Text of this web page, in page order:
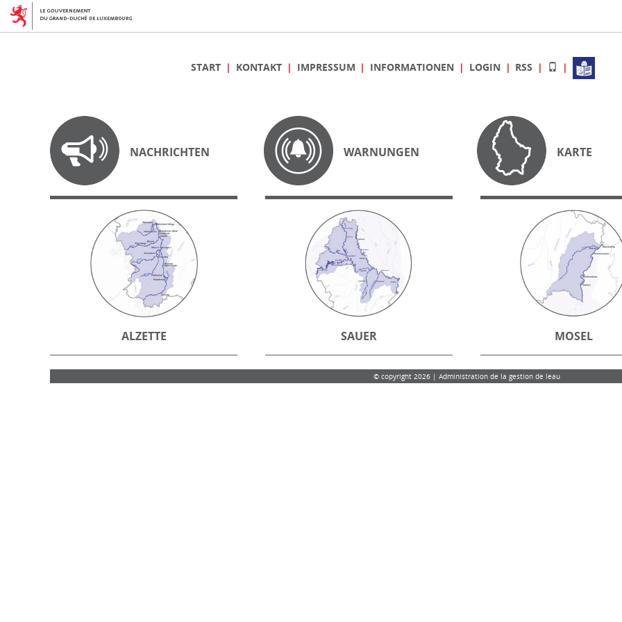
START KONTAKT IMPRESSUM INFORMATIONEN LOGIN RSS
NACHRICHTEN WARNUNGEN KARTE
ALZETTE SAUER MOSEL
© copyright 2026 | Administration de la gestion de leau